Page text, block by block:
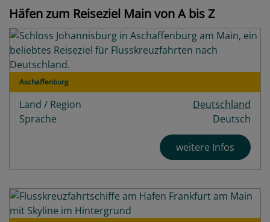
Häfen zum Reiseziel Main von A bis Z
Aschaffenburg
Land / Region
Deutschland
Sprache
Deutsch
weitere Infos